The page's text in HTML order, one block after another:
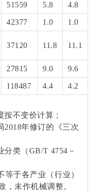
51559 5.8 4.8
42377 1.0 1.0
37120 11.8 11.1
27815 9.0 9.6
118487 4.4 4.2
不变价计算；
2018年修订的《三次
类（GB/T 4754－
等于各产业（行业）
，未作机械调整。